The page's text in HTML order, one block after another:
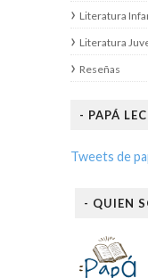
Literatura
Literatura
Reseñas
- PAPÁ
Tweets de
- QUIEN